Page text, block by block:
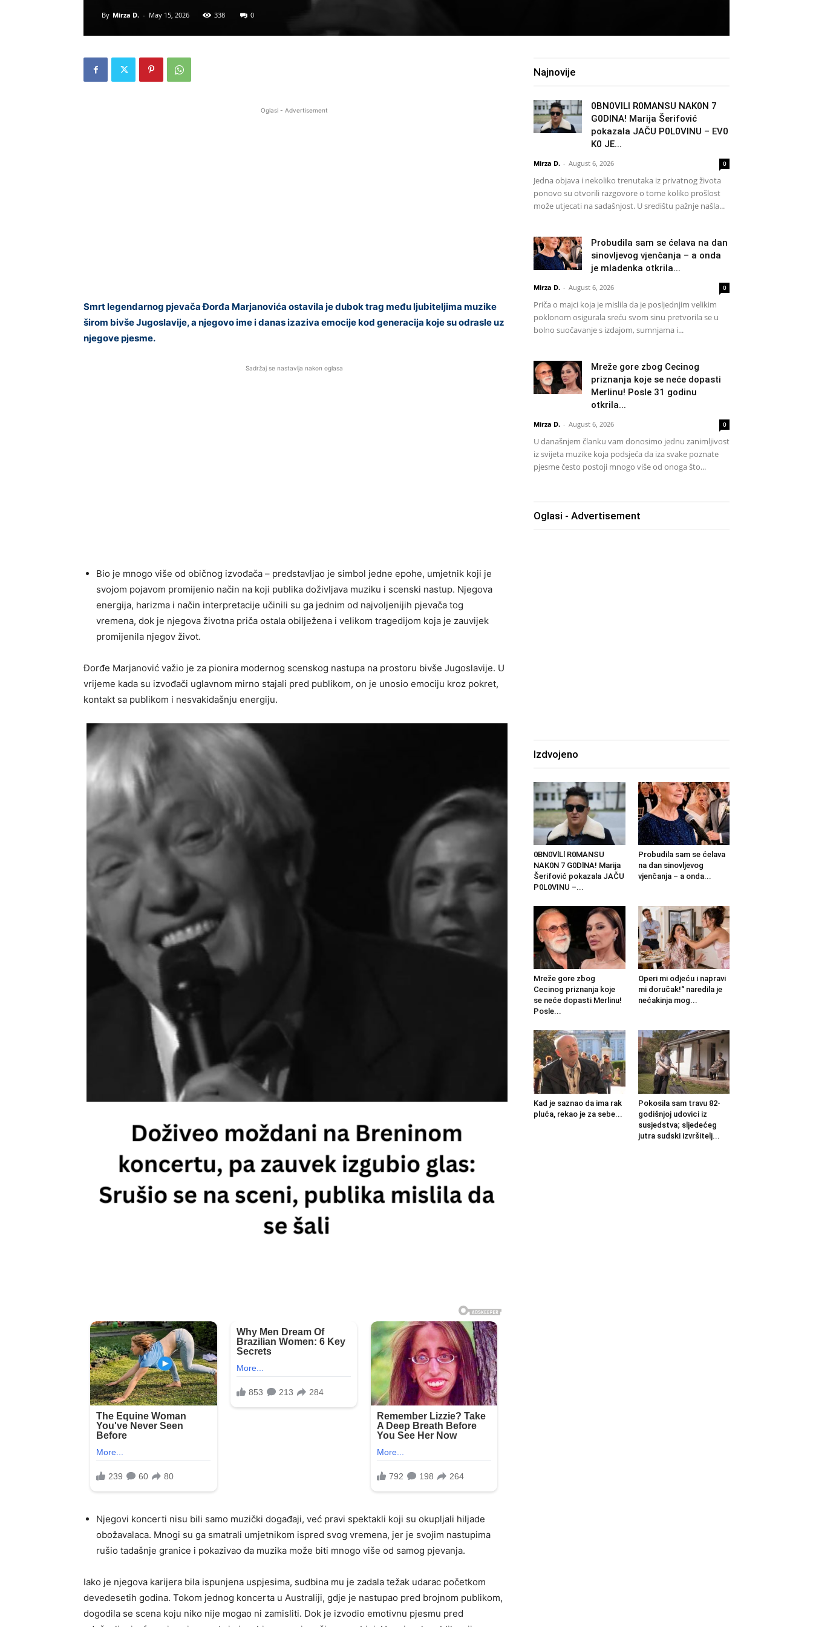
By Mirza D. - May 15, 2026 338 0
Oglasi - Advertisement
Smrt legendarnog pjevača Đorđa Marjanovića ostavila je dubok trag među ljubiteljima muzike
širom bivše Jugoslavije, a njegovo ime i danas izaziva emocije kod generacija koje su odrasle uz
njegove pjesme.
Sadržaj se nastavlja nakon oglasa
Bio je mnogo više od običnog izvođača – predstavljao je simbol jedne epohe, umjetnik koji je
svojom pojavom promijenio način na koji publika doživljava muziku i scenski nastup. Njegova
energija, harizma i način interpretacije učinili su ga jednim od najvoljenijih pjevača tog
vremena, dok je njegova životna priča ostala obilježena i velikom tragedijom koja je zauvijek
promijenila njegov život.
Đorđe Marjanović važio je za pionira modernog scenskog nastupa na prostoru bivše Jugoslavije. U
vrijeme kada su izvođači uglavnom mirno stajali pred publikom, on je unosio emociju kroz pokret,
kontakt sa publikom i nesvakidašnju energiju.
Njegovi koncerti nisu bili samo muzički događaji, već pravi spektakli koji su okupljali hiljade
obožavalaca. Mnogi su ga smatrali umjetnikom ispred svog vremena, jer je svojim nastupima
rušio tadašnje granice i pokazivao da muzika može biti mnogo više od samog pjevanja.
Iako je njegova karijera bila ispunjena uspjesima, sudbina mu je zadala težak udarac početkom
devedesetih godina. Tokom jednog koncerta u Australiji, gdje je nastupao pred brojnom publikom,
dogodila se scena koju niko nije mogao ni zamisliti. Dok je izvodio emotivnu pjesmu pred
Najnovije
0BN0VlLl R0MANSU NAK0N 7
G0DlNA! Marija Šerifović
pokazala JAČU P0L0VINU – EV0
K0 JE...
Mirza D. - August 6, 2026 0
Jedna objava i nekoliko trenutaka iz privatnog života
ponovo su otvorili razgovore o tome koliko prošlost
može utjecati na sadašnjost. U središtu pažnje našla...
Probudila sam se ćelava na dan
sinovljevog vjenčanja – a onda
je mladenka otkrila...
Mirza D. - August 6, 2026 0
Priča o majci koja je mislila da je posljednjim velikim
poklonom osigurala sreću svom sinu pretvorila se u
bolno suočavanje s izdajom, sumnjama i...
Mreže gore zbog Cecinog
priznanja koje se neće dopasti
Merlinu! Posle 31 godinu
otkrila...
Mirza D. - August 6, 2026 0
U današnjem članku vam donosimo jednu zanimljivost
iz svijeta muzike koja podsjeća da iza svake poznate
pjesme često postoji mnogo više od onoga što...
Oglasi - Advertisement
Izdvojeno
0BN0VlLl R0MANSU
NAK0N 7 G0DlNA! Marija
Šerifović pokazala JAČU
P0L0VINU –...
Probudila sam se ćelava
na dan sinovljevog
vjenčanja – a onda...
Mreže gore zbog
Cecinog priznanja koje
se neće dopasti Merlinu!
Posle...
Operi mi odjeću i napravi
mi doručak!“ naredila je
nećakinja mog...
Kad je saznao da ima rak
pluća, rekao je za sebe...
Pokosila sam travu 82-
godišnjoj udovici iz
susjedstva; sljedećeg
jutra sudski izvršitelj...